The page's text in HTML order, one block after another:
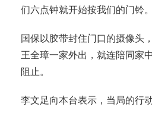
们六点钟就开始按我们的门铃
国保以胶带封住门口的摄像头
王全璋一家外出，就连陪同家
阻止。
李文足向本台表示，当局的行